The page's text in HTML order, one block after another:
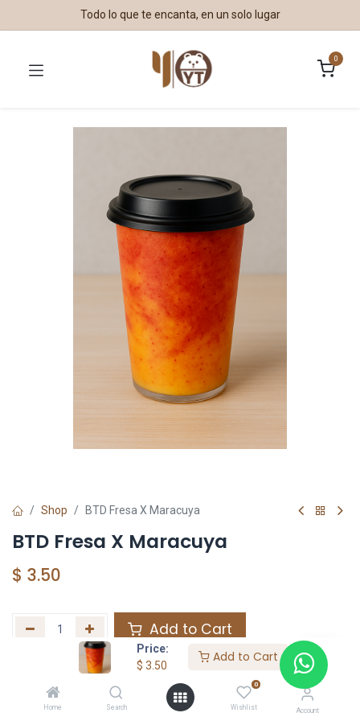
Price:
$ 3.50
Add to Cart
Home Search
0
Wishlist Account
Todo lo que te encanta, en un solo lugar
0
Shop BTD Fresa X Maracuya
BTD Fresa X Maracuya
$ 3.50
Add to Cart
Agregar a la lista de deseos
Share :